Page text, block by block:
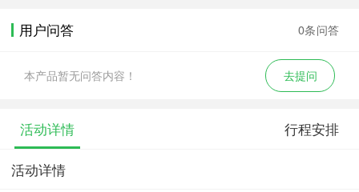
用户问答 0条问答
本产品暂无问答内容！ 去提问
活动详情 行程安排
活动详情